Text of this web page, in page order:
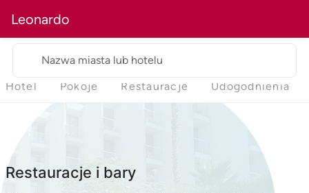
Leonardo
Nazwa miasta lub hotelu
Hotel Pokoje Restauracje Udogodnienia
Restauracje i bary